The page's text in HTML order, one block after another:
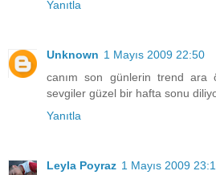
Yanıtla
Unknown 1 Mayıs 2009 22:50
canım son günlerin trend ara
sevgiler güzel bir hafta sonu
Yanıtla
Leyla Poyraz 1 Mayıs 2009